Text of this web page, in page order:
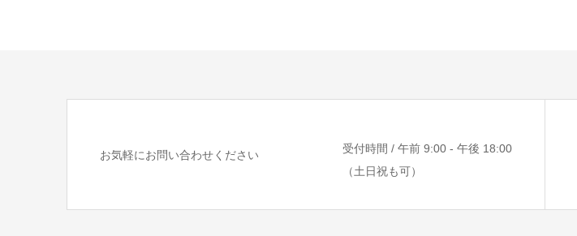
お気軽にお問い合わせください
受付時間 / 午前 9:00 - 午後 18:00
（土日祝も可）